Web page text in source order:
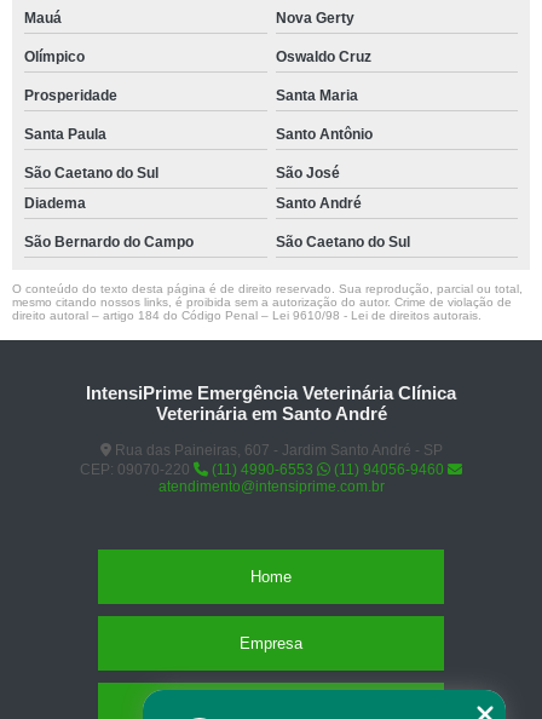
Mauá Nova Gerty
Olímpico Oswaldo Cruz
Prosperidade Santa Maria
Santa Paula Santo Antônio
São Caetano do Sul
São José
Diadema
Santo André
São Bernardo do Campo São Caetano do Sul
O conteúdo do texto desta página é de direito reservado. Sua reprodução, parcial ou total,
mesmo citando nossos links, é proibida sem a autorização do autor. Crime de violação de
direito autoral – artigo 184 do Código Penal – Lei 9610/98 - Lei de direitos autorais
IntensiPrime Emergência Veterinária Clínica
Veterinária em Santo André
Rua das Paineiras, 607 - Jardim Santo André - SP
CEP: 09070-220
(11) 4990-6553
(11) 94056-9460
atendimento@intensiprime.com.br
Home
Empresa